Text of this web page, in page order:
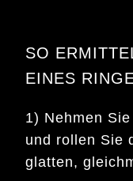
SO
EINES
1) Nehmen
und rollen Sie
glatten,